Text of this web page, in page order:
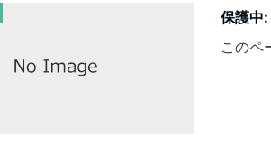
保護中
このペ